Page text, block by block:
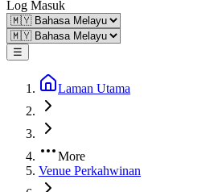
Log Masuk
☰
Laman Utama
More
Venue Perkahwinan